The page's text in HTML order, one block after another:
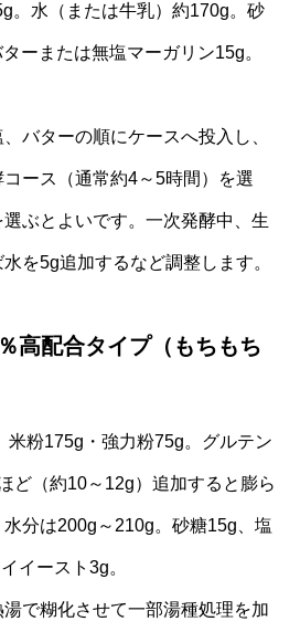
。水（または牛乳）約170g。砂
ーまたは無塩マーガリン15g。
バターの順にケースへ投入し、
ース（通常約4～5時間）を選
ぶとよいです。一次発酵中、生
を5g追加するなど調整します。
高配合タイプ（もちもち
米粉175g・強力粉75g。グルテン
ど（約10～12g）追加すると膨ら
分は200g～210g。砂糖15g、塩
イースト3g。
で糊化させて一部湯種処理を加